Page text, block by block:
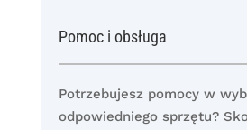
Pomoc i obsługa
Potrzebujesz pomocy w
odpowiedniego sprzętu?